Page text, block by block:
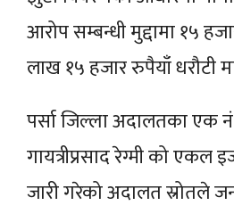
आरोप सम्बन्धी मुद्दामा १५
लाख १५ हजार रुपैयाँ धरौटी
पर्सा जिल्ला अदालतका एक
गायत्रीप्रसाद रेग्मी को
जारी गरेको अदालत स्रोतले